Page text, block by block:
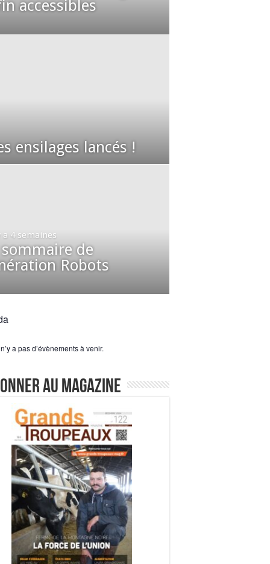
accessibles
ensilages lancés !
a 4 semaines
de
Robots
a pas d’évènements à venir.
au magazine